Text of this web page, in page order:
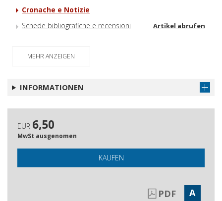
Cronache e Notizie
Schede bibliografiche e recensioni
Artikel abrufen
Il sito web della SISAEM
MEHR ANZEIGEN
INFORMATIONEN
EUR 6,50
MwSt ausgenomen
KAUFEN
PDF A